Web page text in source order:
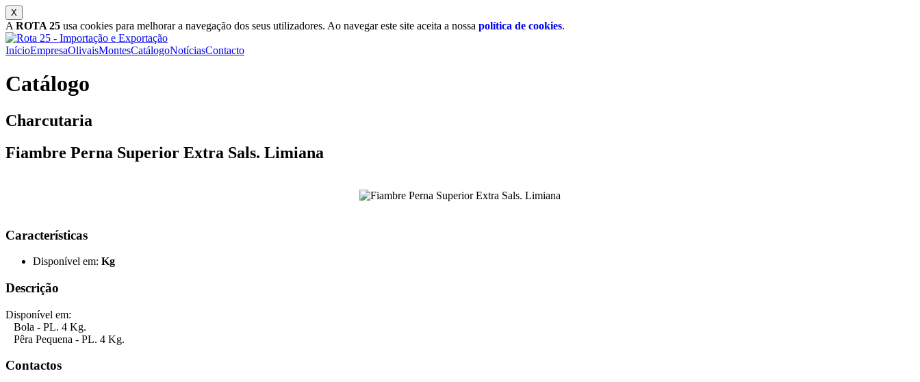
A ROTA 25 usa cookies para melhorar a navegação dos seus utilizadores. Ao navegar este site aceita a nossa política de cookies.
InícioEmpresaOlivaisMontesCatálogoNotíciasContacto
Catálogo
Charcutaria
Fiambre Perna Superior Extra Sals. Limiana
Características
Disponível em: Kg
Descrição
Disponível em:
Bola - PL. 4 Kg.
Pêra Pequena - PL. 4 Kg.
Contactos